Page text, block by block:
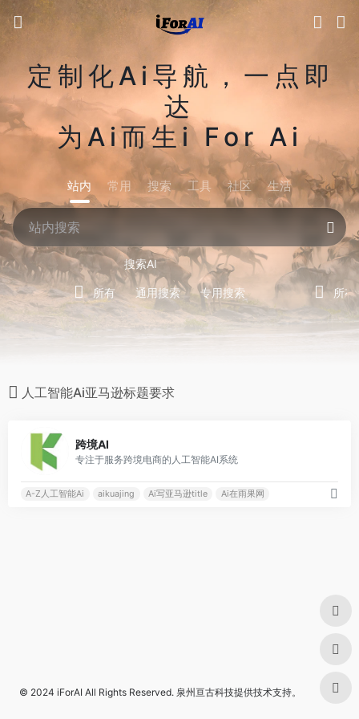
定制化Ai导航，一点即
达
为Ai而生i For Ai
站内 常用 搜索 工具 社区 生活
搜索AI
所有 通用搜索 专用搜索 所有
人工智能Ai亚马逊标题要求
跨境AI
专注于服务跨境电商的人工智能AI系统
A-Z人工智能Ai aikuajing Ai写亚马逊title Ai在雨果网
© 2024 iForAI All Rights Reserved. 泉州亘古科技提供技术支持。